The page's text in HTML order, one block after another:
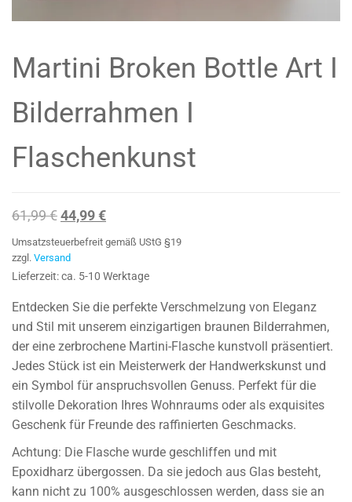
Martini Broken Bottle Art I
Bilderrahmen I
Flaschenkunst
61,99€Ursprünglicher
Preis
war:
61,99 €
44,99€Aktueller
Preis
44,99 €.
Umsatzsteuerbefreit gemäß UStG §19
zzgl. Versand
Lieferzeit: ca. 5-10 Werktage
Entdecken Sie die perfekte Verschmelzung von Eleganz
und Stil mit unserem einzigartigen braunen Bilderrahmen,
der eine zerbrochene Martini-Flasche kunstvoll präsentiert.
Jedes Stück ist ein Meisterwerk der Handwerkskunst und
ein Symbol für anspruchsvollen Genuss. Perfekt für die
stilvolle Dekoration Ihres Wohnraums oder als exquisites
Geschenk für Freunde des raffinierten Geschmacks.
Achtung: Die Flasche wurde geschliffen und mit
Epoxidharz übergossen. Da sie jedoch aus Glas besteht,
kann nicht zu 100% ausgeschlossen werden, dass sie an